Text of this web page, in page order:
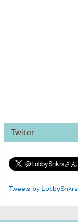
Twitter
Tweets by LobbySnkrs